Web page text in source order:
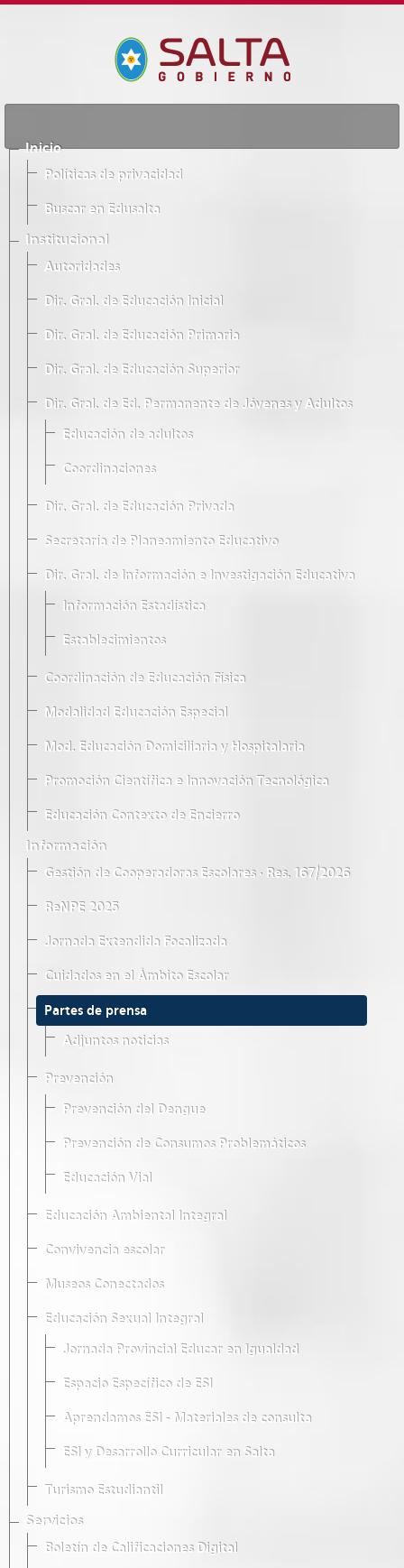
Inicio
Políticas de privacidad
Buscar en Edusalta
Institucional
Autoridades
Dir. Gral. de Educación Inicial
Dir. Gral. de Educación Primaria
Dir. Gral. de Educación Superior
Dir. Gral. de Ed. Permanente de Jóvenes y Adultos
Educación de adultos
Coordinaciones
Dir. Gral. de Educación Privada
Secretaría de Planeamiento Educativo
Dir. Gral. de Información e Investigación Educativa
Información Estadística
Establecimientos
Coordinación de Educación Física
Modalidad Educación Especial
Mod. Educación Domiciliaria y Hospitalaria
Promoción Científica e Innovación Tecnológica
Educación Contexto de Encierro
Información
Gestión de Cooperadoras Escolares · Res. 167/2026
ReNPE 2025
Jornada Extendida Focalizada
Cuidados en el Ámbito Escolar
Partes de prensa
Adjuntos noticias
Prevención
Prevención del Dengue
Prevención de Consumos Problemáticos
Educación Vial
Educación Ambiental Integral
Convivencia escolar
Museos Conectados
Educación Sexual Integral
Jornada Provincial Educar en Igualdad
Espacio Específico de ESI
Aprendamos ESI - Materiales de consulta
ESI y Desarrollo Curricular en Salta
Turismo Estudiantil
Servicios
Boletín de Calificaciones Digital